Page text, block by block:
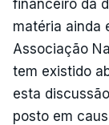
financeiro da
matéria ainda
Associação
tem existido
esta
posto em